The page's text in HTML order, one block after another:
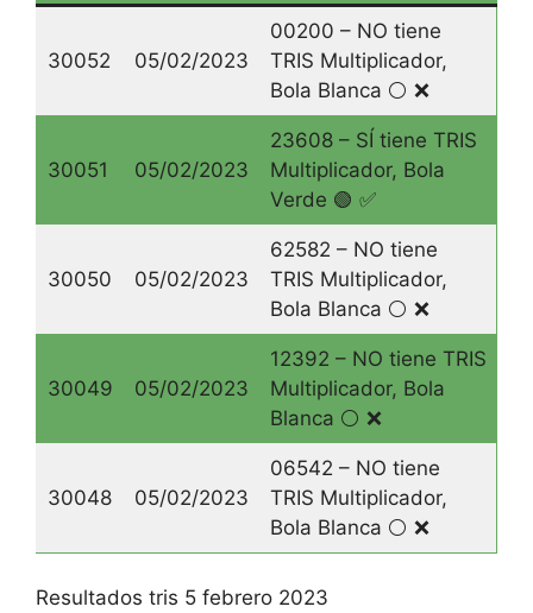
30052 05/02/2023
00200 – NO tiene
TRIS Multiplicador,
Bola Blanca ⚪️ ❌
30051 05/02/2023
23608 – SÍ tiene TRIS
Multiplicador, Bola
Verde 🟢 ✅
30050 05/02/2023
62582 – NO tiene
TRIS Multiplicador,
Bola Blanca ⚪️ ❌
30049 05/02/2023
12392 – NO tiene TRIS
Multiplicador, Bola
Blanca ⚪️ ❌
30048 05/02/2023
06542 – NO tiene
TRIS Multiplicador,
Bola Blanca ⚪️ ❌
Resultados tris 5 febrero 2023